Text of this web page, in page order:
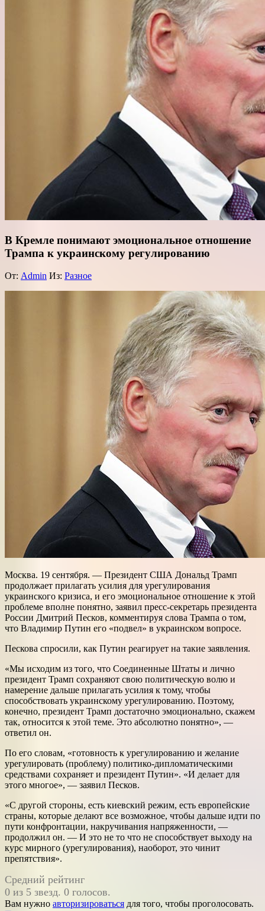
В Кремле понимают эмоциональное отношение
Трампа к украинскому регулированию
От: Admin Из: Разное
Москва. 19 сентября. — Президент США Дональд Трамп
продолжает прилагать усилия для урегулирования
украинского кризиса, и его эмоциональное отношение к этой
проблеме вполне понятно, заявил пресс-секретарь президента
России Дмитрий Песков, комментируя слова Трампа о том,
что Владимир Путин его «подвел» в украинском вопросе.
Пескова спросили, как Путин реагирует на такие заявления.
«Мы исходим из того, что Соединенные Штаты и лично
президент Трамп сохраняют свою политическую волю и
намерение дальше прилагать усилия к тому, чтобы
способствовать украинскому урегулированию. Поэтому,
конечно, президент Трамп достаточно эмоционально, скажем
так, относится к этой теме. Это абсолютно понятно», —
ответил он.
По его словам, «готовность к урегулированию и желание
урегулировать (проблему) политико-дипломатическими
средствами сохраняет и президент Путин». «И делает для
этого многое», — заявил Песков.
«С другой стороны, есть киевский режим, есть европейские
страны, которые делают все возможное, чтобы дальше идти по
пути конфронтации, накручивания напряженности, —
продолжил он. — И это не то что не способствует выходу на
курс мирного (урегулирования), наоборот, это чинит
препятствия».
Средний рейтинг
0 из 5 звезд. 0 голосов.
Вам нужно авторизироваться для того, чтобы проголосовать.